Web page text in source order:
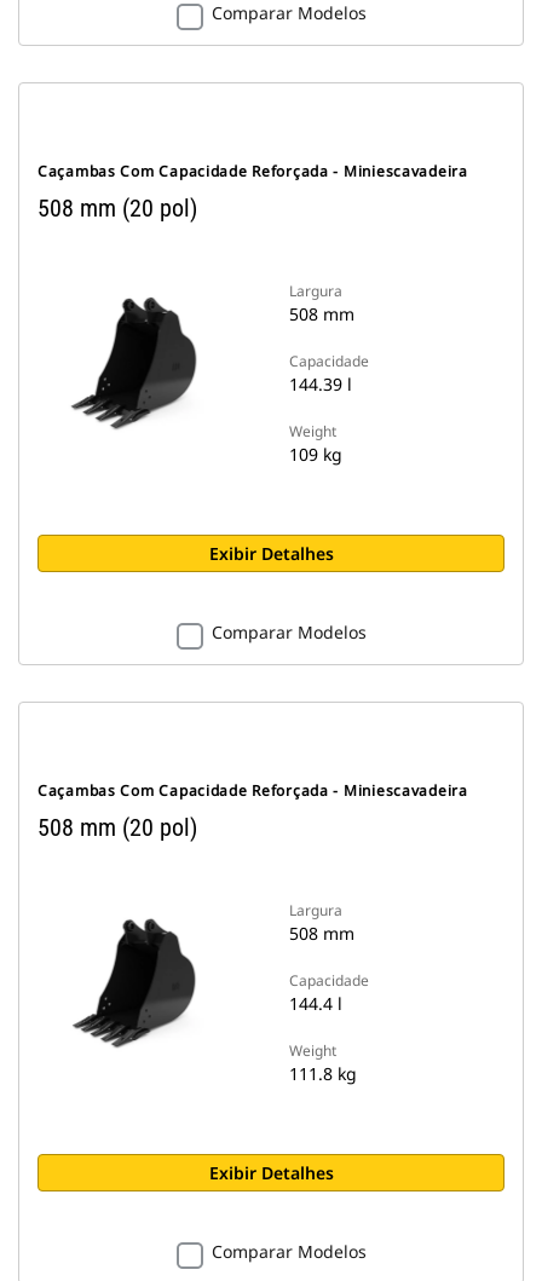
Comparar Modelos
Caçambas Com Capacidade Reforçada - Miniescavadeira
508 mm (20 pol)
Largura
508 mm
Capacidade
144.39 l
Weight
109 kg
Exibir Detalhes
Comparar Modelos
Caçambas Com Capacidade Reforçada - Miniescavadeira
508 mm (20 pol)
Largura
508 mm
Capacidade
144.4 l
Weight
111.8 kg
Exibir Detalhes
Comparar Modelos